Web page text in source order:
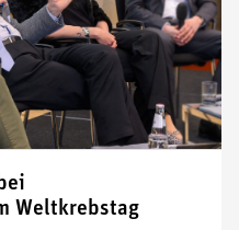
Weltkrebstag